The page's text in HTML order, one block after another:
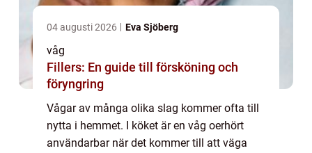
04 augusti 2026 Eva Sjöberg
våg
Fillers: En guide till försköning och
föryngring
Vågar av många olika slag kommer ofta till
nytta i hemmet. I köket är en våg oerhört
användarbar när det kommer till att väga